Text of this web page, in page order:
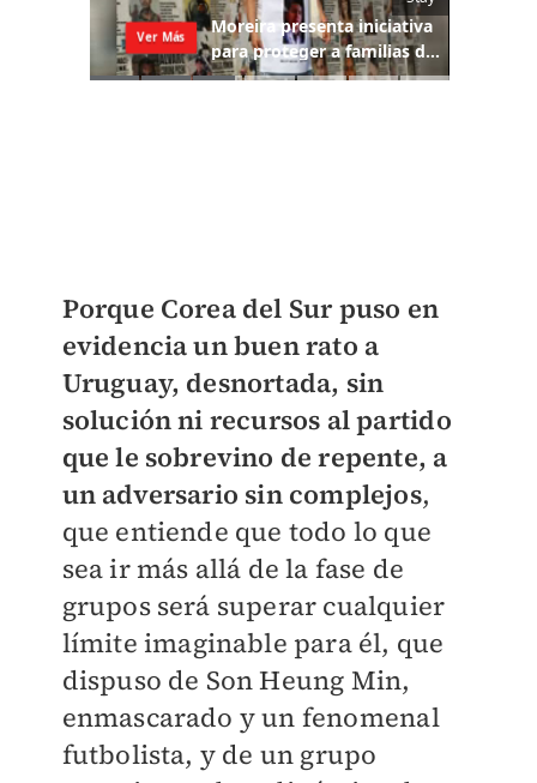
Porque Corea del Sur puso en
evidencia un buen rato a
Uruguay, desnortada, sin
solución ni recursos al partido
que le sobrevino de repente, a
un adversario sin complejos,
que entiende que todo lo que
sea ir más allá de la fase de
grupos será superar cualquier
límite imaginable para él, que
dispuso de Son Heung Min,
enmascarado y un fenomenal
futbolista, y de un grupo